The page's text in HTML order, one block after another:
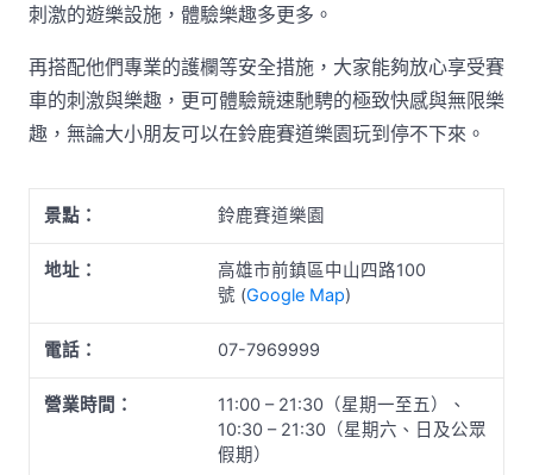
刺激的遊樂設施，體驗樂趣多更多。
再搭配他們專業的護欄等安全措施，大家能夠放心享受賽
車的刺激與樂趣，更可體驗競速馳騁的極致快感與無限樂
趣，無論大小朋友可以在鈴鹿賽道樂園玩到停不下來。
景點： 鈴鹿賽道樂園
地址：
高雄市前鎮區中山四路100
號 (Google Map)
電話： 07-7969999
營業時間：
11:00 – 21:30（星期一至五）、
10:30 – 21:30（星期六、日及公眾
假期）